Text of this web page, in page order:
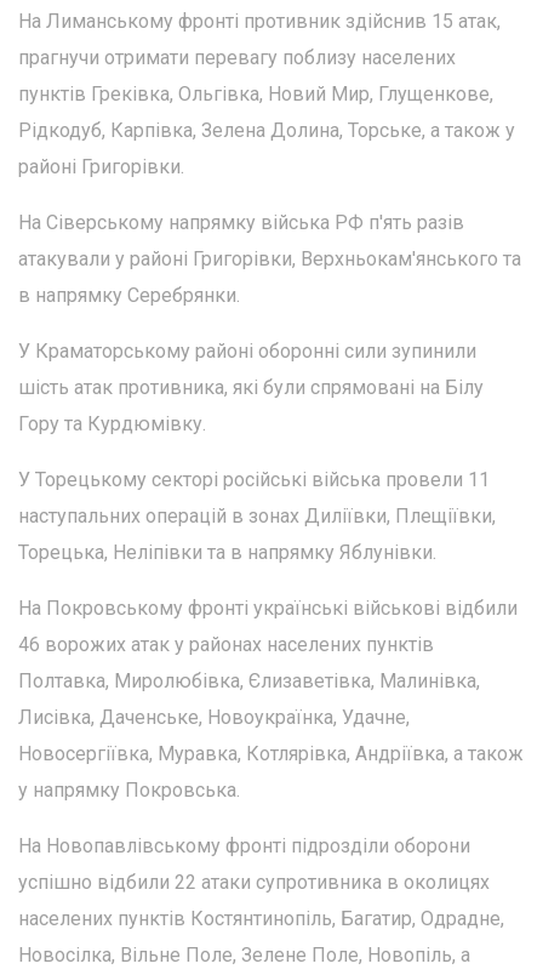
На Лиманському фронті противник здійснив 15 атак,
прагнучи отримати перевагу поблизу населених
пунктів Греківка, Ольгівка, Новий Мир, Глущенкове,
Рідкодуб, Карпівка, Зелена Долина, Торське, а також у
районі Григорівки.
На Сіверському напрямку війська РФ п'ять разів
атакували у районі Григорівки, Верхньокам'янського та
в напрямку Серебрянки.
У Краматорському районі оборонні сили зупинили
шість атак противника, які були спрямовані на Білу
Гору та Курдюмівку.
У Торецькому секторі російські війська провели 11
наступальних операцій в зонах Диліївки, Плещіївки,
Торецька, Неліпівки та в напрямку Яблунівки.
На Покровському фронті українські військові відбили
46 ворожих атак у районах населених пунктів
Полтавка, Миролюбівка, Єлизаветівка, Малинівка,
Лисівка, Даченське, Новоукраїнка, Удачне,
Новосергіївка, Муравка, Котлярівка, Андріївка, а також
у напрямку Покровська.
На Новопавлівському фронті підрозділи оборони
успішно відбили 22 атаки супротивника в околицях
населених пунктів Костянтинопіль, Багатир, Одрадне,
Новосілка, Вільне Поле, Зелене Поле, Новопіль, а